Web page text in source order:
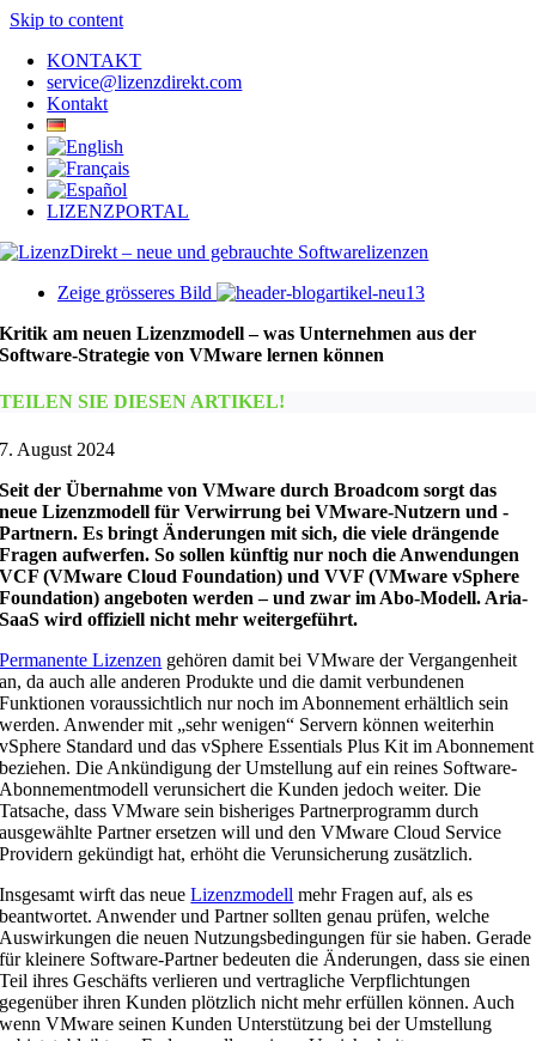
Skip to content
KONTAKT
service@lizenzdirekt.com
Kontakt
LIZENZPORTAL
Zeige grösseres Bild
Kritik am neuen Lizenzmodell – was Unternehmen aus der
Software-Strategie von VMware lernen können
TEILEN SIE DIESEN ARTIKEL!
7. August 2024
Seit der Übernahme von VMware durch Broadcom sorgt das
neue Lizenzmodell für Verwirrung bei VMware-Nutzern und -
Partnern. Es bringt Änderungen mit sich, die viele drängende
Fragen aufwerfen. So sollen künftig nur noch die Anwendungen
VCF (VMware Cloud Foundation) und VVF (VMware vSphere
Foundation) angeboten werden – und zwar im Abo-Modell. Aria-
SaaS wird offiziell nicht mehr weitergeführt.
Permanente Lizenzen gehören damit bei VMware der Vergangenheit
an, da auch alle anderen Produkte und die damit verbundenen
Funktionen voraussichtlich nur noch im Abonnement erhältlich sein
werden. Anwender mit „sehr wenigen“ Servern können weiterhin
vSphere Standard und das vSphere Essentials Plus Kit im Abonnement
beziehen. Die Ankündigung der Umstellung auf ein reines Software-
Abonnementmodell verunsichert die Kunden jedoch weiter. Die
Tatsache, dass VMware sein bisheriges Partnerprogramm durch
ausgewählte Partner ersetzen will und den VMware Cloud Service
Providern gekündigt hat, erhöht die Verunsicherung zusätzlich.
Insgesamt wirft das neueLizenzmodell mehr Fragen auf, als es
beantwortet. Anwender und Partner sollten genau prüfen, welche
Auswirkungen die neuen Nutzungsbedingungen für sie haben. Gerade
für kleinere Software-Partner bedeuten die Änderungen, dass sie einen
Teil ihres Geschäfts verlieren und vertragliche Verpflichtungen
gegenüber ihren Kunden plötzlich nicht mehr erfüllen können. Auch
wenn VMware seinen Kunden Unterstützung bei der Umstellung